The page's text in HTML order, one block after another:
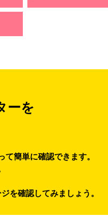
ーを
簡単に確認できます。
を確認してみましょう。